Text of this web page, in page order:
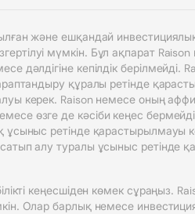
және ешқандай
мүмкін. Бұл ақпарат
дәлдігіне кепілдік
құралы ретінде
керек. Raison немесе оның
өзге де кәсіби кеңес
ұсыныс ретінде
алу туралы ұсыныс ретінде
кеңесшіден көмек сұраңыз.
Олар барлық немесе